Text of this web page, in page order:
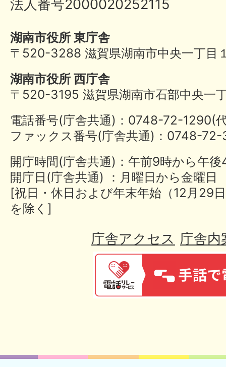
法人番号2000020252115
湖南市役所 東庁舎
〒520-3288 滋賀県湖南市中央一丁目
湖南市役所 西庁舎
〒520-3195 滋賀県湖南市石部中央一
電話番号(庁舎共通)：0748-72-
ファックス番号(庁舎共通)：0748-
開庁時間(庁舎共通)：午前9時から午
開庁日(庁舎共通) ：月曜日から金曜日
[祝日・休日および年末年始（12月29
を除く]
庁舎アクセス 庁舎内